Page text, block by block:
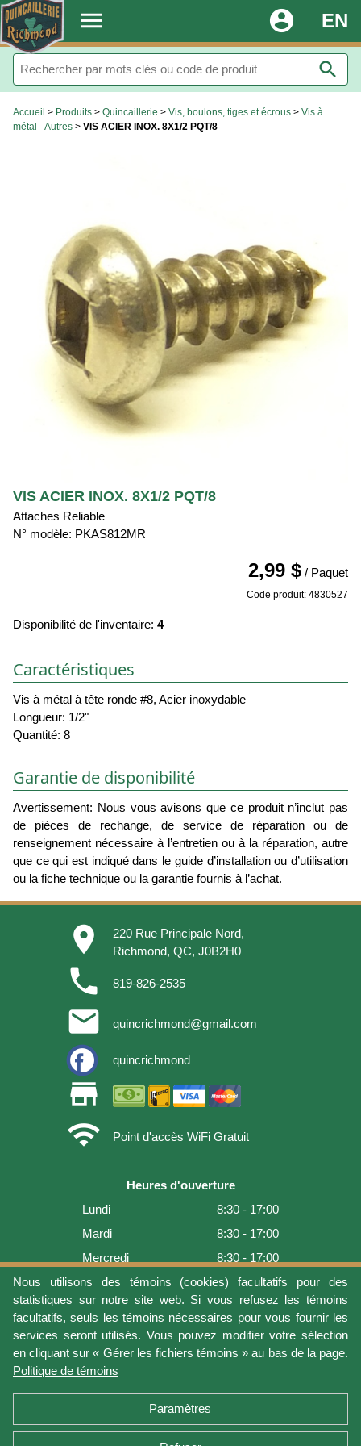
. menu EN
account_circle
search
Nous utilisons des témoins (cookies) facultatifs pour des
statistiques sur notre site web. Si vous refusez les témoins
facultatifs, seuls les témoins nécessaires pour vous fournir les
services seront utilisés. Vous pouvez modifier votre sélection
en cliquant sur « Gérer les fichiers témoins » au bas de la page.
Politique de témoins
Paramètres
Accueil > Produits > Quincaillerie > Vis, boulons, tiges et écrous > Vis à
métal - Autres > VIS ACIER INOX. 8X1/2 PQT/8
VIS ACIER INOX. 8X1/2 PQT/8
Attaches Reliable
N° modèle: PKAS812MR
2,99 $ / Paquet
Code produit: 4830527
Disponibilité de l'inventaire: 4
Caractéristiques
Vis à métal à tête ronde #8, Acier inoxydable
Longueur: 1/2"
Quantité: 8
Garantie de disponibilité
Avertissement: Nous vous avisons que ce produit n’inclut pas
de pièces de rechange, de service de réparation ou de
renseignement nécessaire à l’entretien ou à la réparation, autre
que ce qui est indiqué dans le guide d’installation ou d’utilisation
ou la fiche technique ou la garantie fournis à l’achat.
place
220 Rue Principale Nord,
Richmond, QC, J0B2H0
phone 819-826-2535
email quincrichmond@gmail.com
quincrichmond
store
wifi
Point d'accès WiFi Gratuit
Heures d'ouverture
Lundi
8:30 - 17:00
Mardi
8:30 - 17:00
Mercredi
8:30 - 17:00
Jeudi
8:30 - 17:00
Vendredi
8:30 - 17:00
Samedi
9:00 - 16:00
Dimanche
Fermé